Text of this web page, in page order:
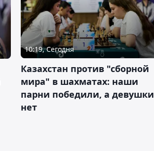
10:19, Сегодня
Казахстан против "сборной
мира" в шахматах: наши
парни победили, а девушки
нет